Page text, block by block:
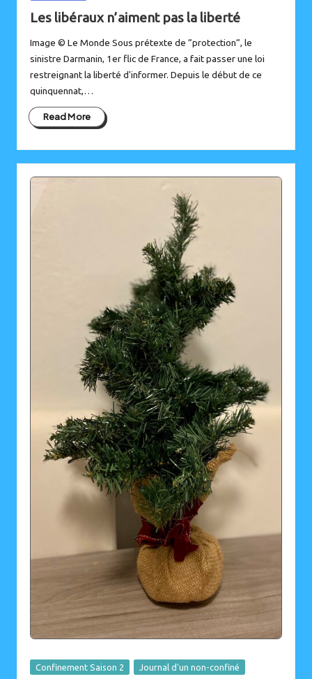
Les libéraux n’aiment pas la liberté
Image © Le Monde Sous prétexte de “protection“, le
sinistre Darmanin, 1er flic de France, a fait passer une loi
restreignant la liberté d'informer. Depuis le début de ce
quinquennat,…
Read More
Posted
Confinement Saison 2 Journal d'un non-confiné